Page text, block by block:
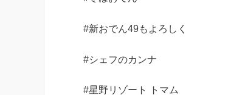
#新おでん49もよろしく
#シェフのカンナ
#星野リゾート トマム